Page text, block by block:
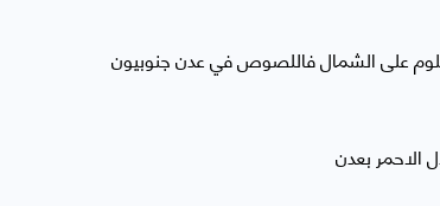
على الشمال فاللصوص في عدن جنوبيون
الاحمر بعدن